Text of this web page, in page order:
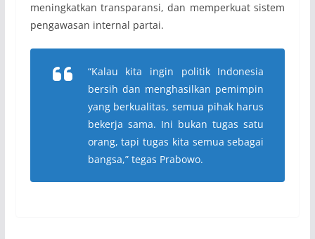
meningkatkan transparansi, dan memperkuat sistem
pengawasan internal partai.
“Kalau kita ingin politik Indonesia
bersih dan menghasilkan pemimpin
yang berkualitas, semua pihak harus
bekerja sama. Ini bukan tugas satu
orang, tapi tugas kita semua sebagai
bangsa,” tegas Prabowo.